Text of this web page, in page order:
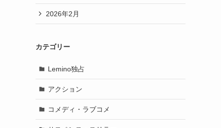
2026年2月
カテゴリー
Lemino独占
アクション
コメディ・ラブコメ